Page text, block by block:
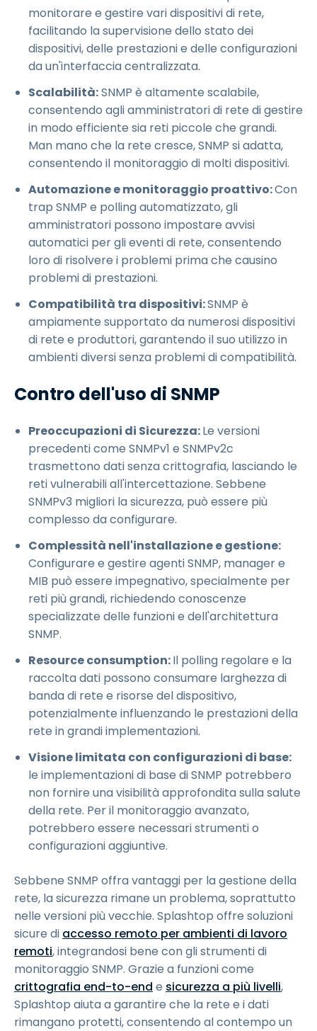
monitorare e gestire vari dispositivi di rete,
facilitando la supervisione dello stato dei
dispositivi, delle prestazioni e delle configurazioni
da un'interfaccia centralizzata.
Scalabilità:SNMP è altamente scalabile,
consentendo agli amministratori di rete di gestire
in modo efficiente sia reti piccole che grandi.
Man mano che la rete cresce, SNMP si adatta,
consentendo il monitoraggio di molti dispositivi.
Automazione e monitoraggio proattivo:Con
trap SNMP e polling automatizzato, gli
amministratori possono impostare avvisi
automatici per gli eventi di rete, consentendo
loro di risolvere i problemi prima che causino
problemi di prestazioni.
Compatibilità tra dispositivi:SNMP è
ampiamente supportato da numerosi dispositivi
di rete e produttori, garantendo il suo utilizzo in
ambienti diversi senza problemi di compatibilità.
Contro dell'uso di SNMP
Preoccupazioni di Sicurezza:Le versioni
precedenti come SNMPv1 e SNMPv2c
trasmettono dati senza crittografia, lasciando le
reti vulnerabili all'intercettazione. Sebbene
SNMPv3 migliori la sicurezza, può essere più
complesso da configurare.
Complessità nell'installazione e gestione:
Configurare e gestire agenti SNMP, manager e
MIB può essere impegnativo, specialmente per
reti più grandi, richiedendo conoscenze
specializzate delle funzioni e dell'architettura
SNMP.
Resource consumption:Il polling regolare e la
raccolta dati possono consumare larghezza di
banda di rete e risorse del dispositivo,
potenzialmente influenzando le prestazioni della
rete in grandi implementazioni.
Visione limitata con configurazioni di base:
le implementazioni di base di SNMP potrebbero
non fornire una visibilità approfondita sulla salute
della rete. Per il monitoraggio avanzato,
potrebbero essere necessari strumenti o
configurazioni aggiuntive.
Sebbene SNMP offra vantaggi per la gestione della
rete, la sicurezza rimane un problema, soprattutto
nelle versioni più vecchie. Splashtop offre soluzioni
sicure di accesso remoto per ambienti di lavoro
remoti, integrandosi bene con gli strumenti di
monitoraggio SNMP. Grazie a funzioni come
crittografia end-to-end e sicurezza a più livelli,
Splashtop aiuta a garantire che la rete e i dati
rimangano protetti, consentendo al contempo un